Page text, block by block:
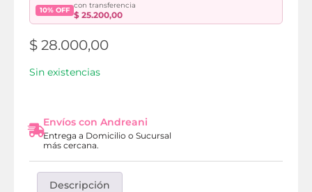
10% OFF
con transferencia
$ 25.200,00
$ 28.000,00
Sin existencias
Envíos con Andreani
Entrega a Domicilio o Sucursal
más cercana.
Descripción